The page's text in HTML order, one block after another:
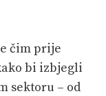
čim prije
bi izbjegli
sektoru – od